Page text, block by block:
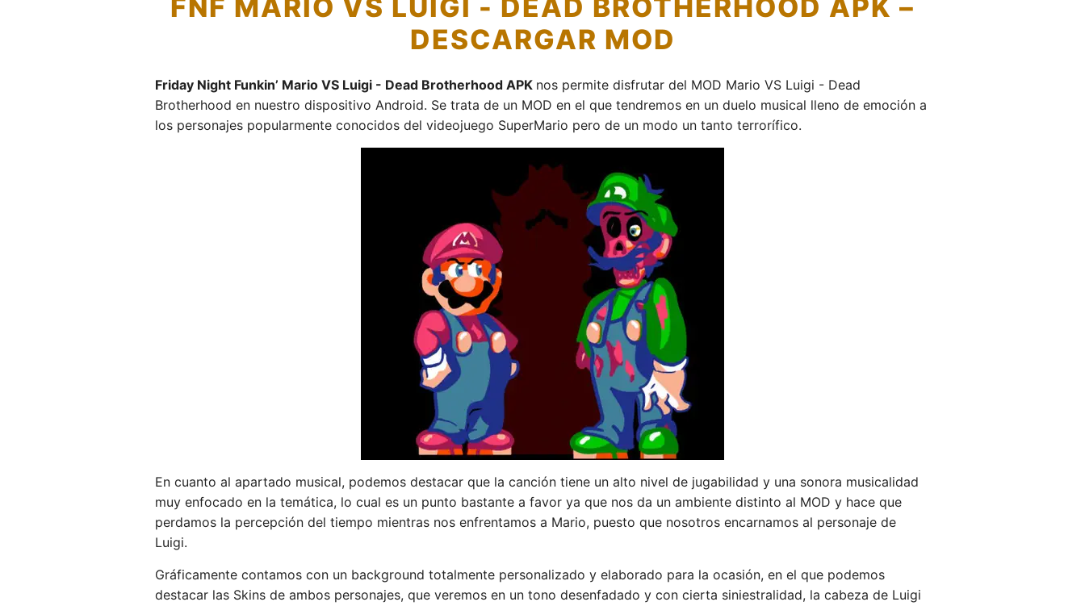
FNF MARIO VS LUIGI - DEAD BROTHERHOOD APK –
DESCARGAR MOD
Friday Night Funkin’ Mario VS Luigi - Dead Brotherhood APK nos permite disfrutar del MOD Mario VS Luigi - Dead
Brotherhood en nuestro dispositivo Android. Se trata de un MOD en el que tendremos en un duelo musical lleno de emoción a
los personajes popularmente conocidos del videojuego SuperMario pero de un modo un tanto terrorífico.
En cuanto al apartado musical, podemos destacar que la canción tiene un alto nivel de jugabilidad y una sonora musicalidad
muy enfocado en la temática, lo cual es un punto bastante a favor ya que nos da un ambiente distinto al MOD y hace que
perdamos la percepción del tiempo mientras nos enfrentamos a Mario, puesto que nosotros encarnamos al personaje de
Luigi.
Gráficamente contamos con un background totalmente personalizado y elaborado para la ocasión, en el que podemos
destacar las Skins de ambos personajes, que veremos en un tono desenfadado y con cierta siniestralidad, la cabeza de Luigi